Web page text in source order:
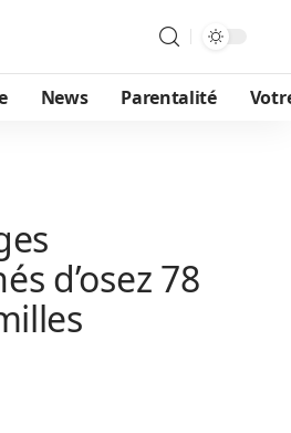
News Parentalité
d’osez 78